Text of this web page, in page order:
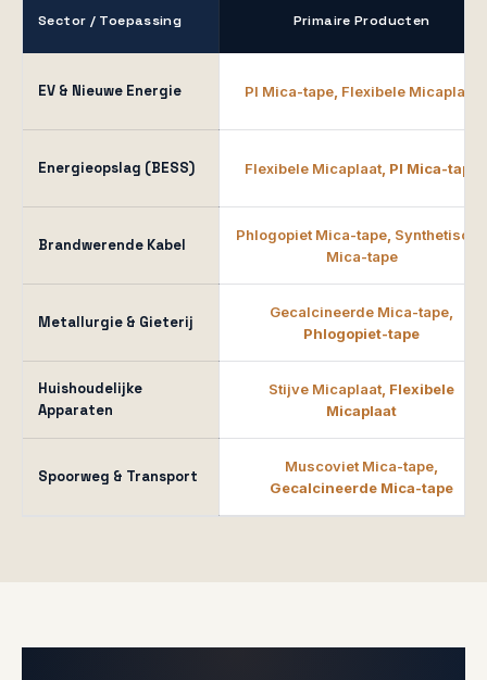
Sector / Toepassing Primaire Producten
EV & Nieuwe Energie PI Mica-tape Flexibele Micaplaat
Energieopslag (BESS) Flexibele Micaplaat, PI Mica-tape
Brandwerende Kabel
Phlogopiet Mica-tape Synthetische
Mica-tape
Metallurgie & Gieterij
Gecalcineerde Mica-tape
Phlogopiet-tape
Huishoudelijke
Apparaten
Stijve Micaplaat , Flexibele
Micaplaat
Spoorweg & Transport
Muscoviet Mica-tape
Gecalcineerde Mica-tape